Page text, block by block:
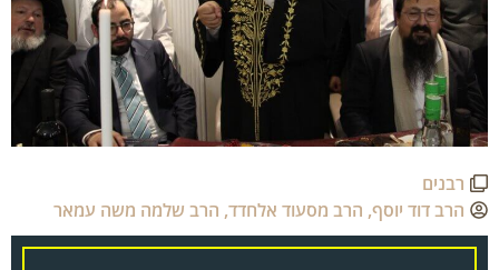
רבנים
הרב דוד יוסף,הרב מסעוד אלחדד,הרב שלמה משה עמאר